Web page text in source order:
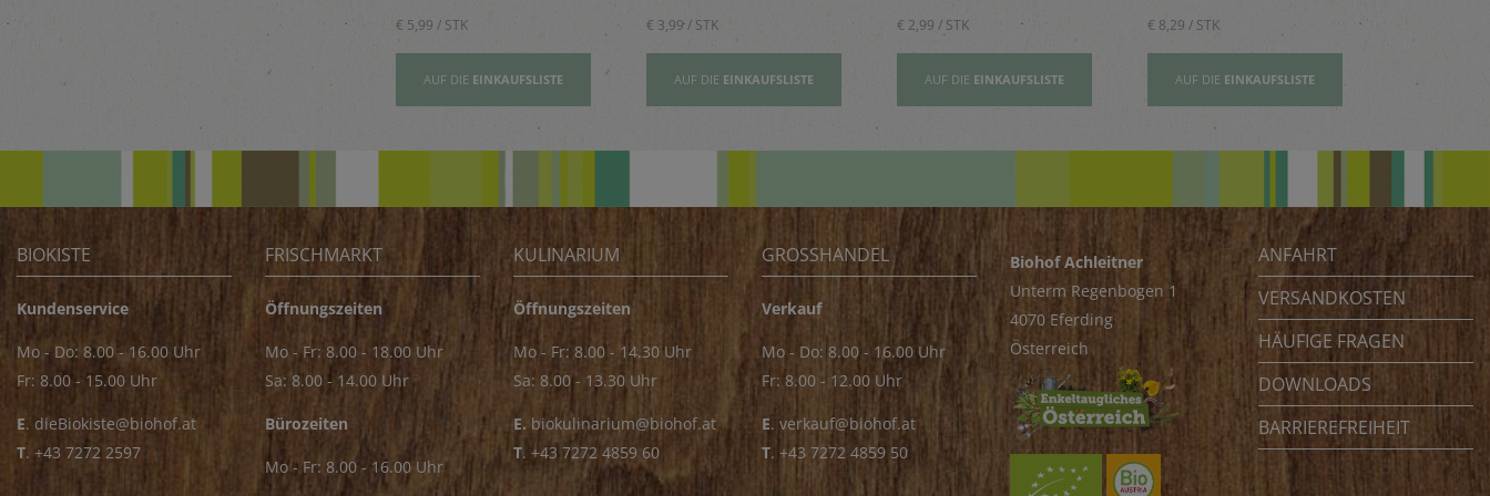
€ 5,99 / STK
AUF DIE EINKAUFSLISTE
€ 3,99 / STK
AUF DIE EINKAUFSLISTE
€ 2,99 / STK
AUF DIE EINKAUFSLISTE
€ 8,29 / STK
AUF DIE EINKAUFSLISTE
BIOKISTE
Kundenservice
Mo - Do: 8.00 - 16.00 Uhr
Fr: 8.00 - 15.00 Uhr
E. dieBiokiste@biohof.at
T. +43 7272 2597
FRISCHMARKT
Öffnungszeiten
Mo - Fr: 8.00 - 18.00 Uhr
Sa: 8.00 - 14.00 Uhr
Bürozeiten
Mo - Fr: 8.00 - 16.00 Uhr
KULINARIUM
Öffnungszeiten
Mo - Fr: 8.00 - 14.30 Uhr
Sa: 8.00 - 13.30 Uhr
E. biokulinarium@biohof.at
T. +43 7272 4859 60
GROSSHANDEL
Verkauf
Mo - Do: 8.00 - 16.00 Uhr
Fr: 8.00 - 12.00 Uhr
E. verkauf@biohof.at
T. +43 7272 4859 50
Biohof Achleitner
Unterm Regenbogen 1
4070 Eferding
Österreich
ANFAHRT
VERSANDKOSTEN
HÄUFIGE FRAGEN
DOWNLOADS
BARRIEREFREIHEIT